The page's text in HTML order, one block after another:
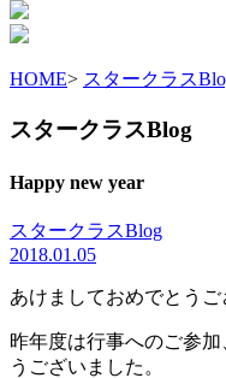
HOME> スタークラス
スタークラスBlog
Happy new year
スタークラスBlog
2018.01.05
あけましておめでとうご
昨年度は行事へのご参
うございました。